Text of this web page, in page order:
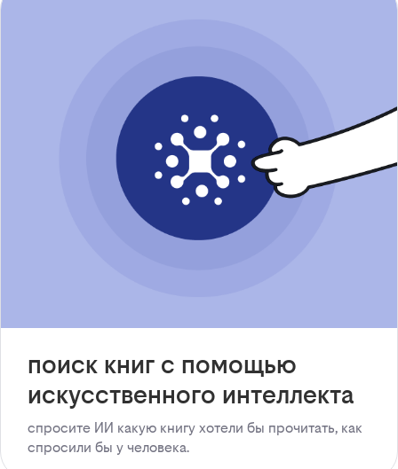
поиск книг с помощью
искусственного интеллекта
спросите ИИ какую книгу хотели бы прочитать, как
спросили бы у человека.